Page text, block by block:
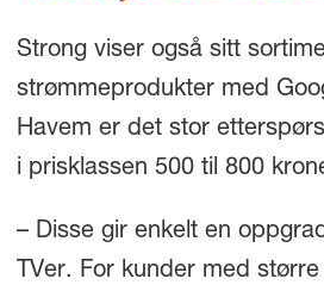
Strong viser også sitt
strømmeprodukter med
Havem er det stor
i prisklassen 500 til 800
– Disse gir enkelt en
TVer. For kunder med